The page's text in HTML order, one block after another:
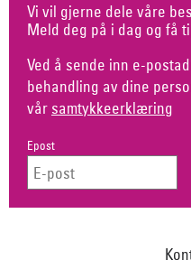
Vi vil gjerne dele våre
Meld deg på i dag og få
Ved å sende inn e-
behandling av dine
vår samtykkeerklæring
Epost